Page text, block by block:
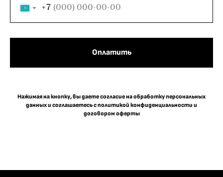
+7
Оплатить
Нажимая на кнопку, вы даете согласие на обработку персональных
данных и соглашаетесь c политикой конфиденциальности и
договором оферты